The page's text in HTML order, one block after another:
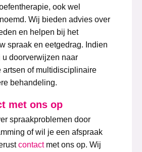
ook wel
Wij bieden advies over
en helpen bij het
spraak en eetgedrag. Indien
doorverwijzen naar
of multidisciplinaire
behandeling.
met ons op
spraakproblemen door
of wil je een afspraak
contactmet ons op. Wij